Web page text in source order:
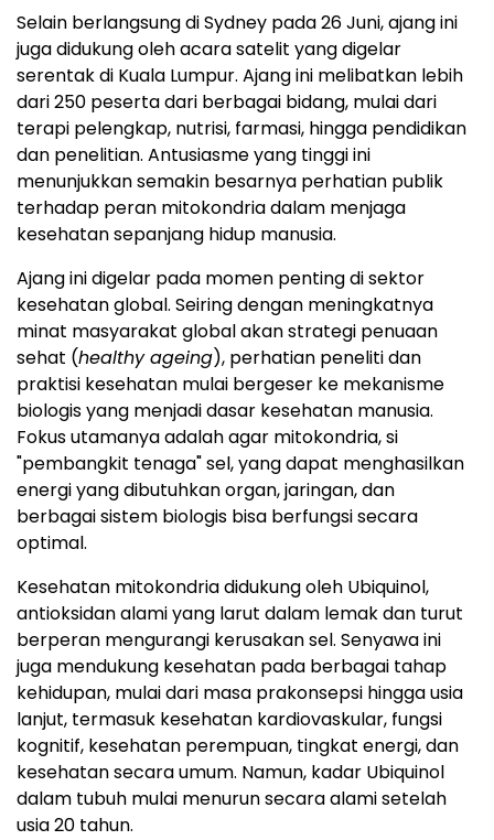
Selain berlangsung di Sydney pada 26 Juni, ajang ini
juga didukung oleh acara satelit yang digelar
serentak di Kuala Lumpur. Ajang ini melibatkan lebih
dari 250 peserta dari berbagai bidang, mulai dari
terapi pelengkap, nutrisi, farmasi, hingga pendidikan
dan penelitian. Antusiasme yang tinggi ini
menunjukkan semakin besarnya perhatian publik
terhadap peran mitokondria dalam menjaga
kesehatan sepanjang hidup manusia.
Ajang ini digelar pada momen penting di sektor
kesehatan global. Seiring dengan meningkatnya
minat masyarakat global akan strategi penuaan
sehat (healthy ageing), perhatian peneliti dan
praktisi kesehatan mulai bergeser ke mekanisme
biologis yang menjadi dasar kesehatan manusia.
Fokus utamanya adalah agar mitokondria, si
"pembangkit tenaga" sel, yang dapat menghasilkan
energi yang dibutuhkan organ, jaringan, dan
berbagai sistem biologis bisa berfungsi secara
optimal.
Kesehatan mitokondria didukung oleh Ubiquinol,
antioksidan alami yang larut dalam lemak dan turut
berperan mengurangi kerusakan sel. Senyawa ini
juga mendukung kesehatan pada berbagai tahap
kehidupan, mulai dari masa prakonsepsi hingga usia
lanjut, termasuk kesehatan kardiovaskular, fungsi
kognitif, kesehatan perempuan, tingkat energi, dan
kesehatan secara umum. Namun, kadar Ubiquinol
dalam tubuh mulai menurun secara alami setelah
usia 20 tahun.